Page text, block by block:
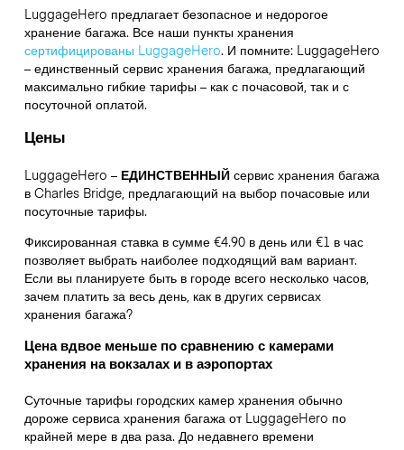
LuggageHero предлагает безопасное и недорогое
хранение багажа. Все наши пункты хранения
сертифицированы LuggageHero. И помните: LuggageHero
– единственный сервис хранения багажа, предлагающий
максимально гибкие тарифы – как с почасовой, так и с
посуточной оплатой.
Цены
LuggageHero – ЕДИНСТВЕННЫЙсервис хранения багажа
в Charles Bridge, предлагающий на выбор почасовые или
посуточные тарифы.
Фиксированная ставка в сумме €4.90 в день или €1 в час
позволяет выбрать наиболее подходящий вам вариант.
Если вы планируете быть в городе всего несколько часов,
зачем платить за весь день, как в других сервисах
хранения багажа?
Цена вдвое меньше по сравнению с камерами
хранения на вокзалах и в аэропортах
Суточные тарифы городских камер хранения обычно
дороже сервиса хранения багажа от LuggageHero по
крайней мере в два раза. До недавнего времени